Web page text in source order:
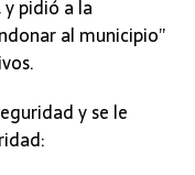
pidió a la
al municipio”
y se le